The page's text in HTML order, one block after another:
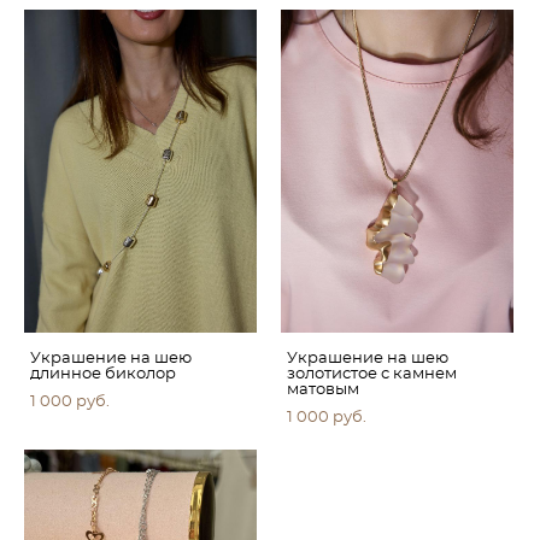
Украшение на шею
длинное биколор
1 000 pуб.
Украшение на шею
золотистое с камнем
матовым
1 000 pуб.